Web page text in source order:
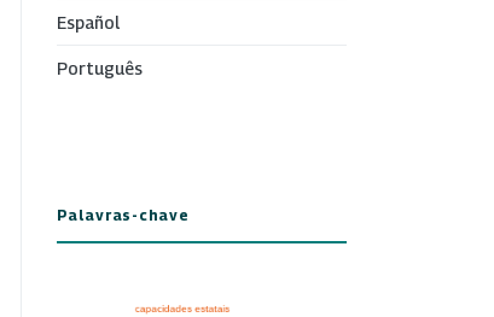
Español
Português
Palavras-chave